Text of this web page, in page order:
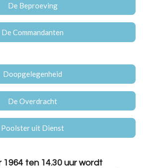
De Beproeving
De Commandanten
Doopgelegenheid
De Overdracht
Poolster uit Dienst
ten 14.30 uur wordt